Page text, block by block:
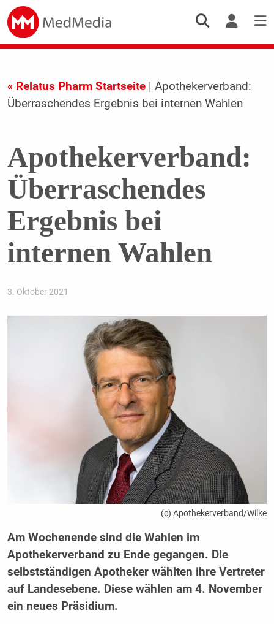
« Relatus Pharm Startseite| Apothekerverband:
Überraschendes Ergebnis bei internen Wahlen
Apothekerverband:
Überraschendes
Ergebnis bei
internen Wahlen
3. Oktober 2021
(c) Apothekerverband/Wilke
Am Wochenende sind die Wahlen im
Apothekerverband zu Ende gegangen. Die
selbstständigen Apotheker wählten ihre Vertreter
auf Landesebene. Diese wählen am 4. November
ein neues Präsidium.